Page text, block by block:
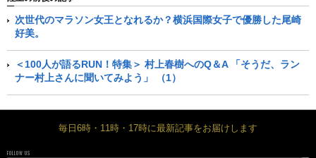
次世代のマラソン女王となれるか？横浜国際女子で優勝した尾崎
好美。
＜100人が語るRUN！特集＞ 村上春樹へのQ＆A 「そうだ、ラン
ナー村上さんに聞いてみよう」 （1）
毎日6時・11時・17時に最新記事をお届けします
FOLLOW US